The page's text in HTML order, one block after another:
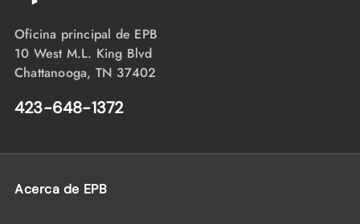
Oficina principal de EPB
10 West M.L. King Blvd
Chattanooga, TN 37402
423-648-1372
Acerca de EPB